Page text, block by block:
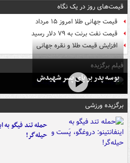
قیمت‌های روز در یک نگاه
قیمت جهانی طلا امروز ۱۵ مرداد
قیمت نفت برنت به ۷۹ دلار رسید
افزایش قیمت طلا و نقره جهانی
فیلم برگزیده
بوسه‌ پدر بر پای پسر شهیدش
برگزیده ورزشی
حمله تند فیگو به
حیله‌گر!